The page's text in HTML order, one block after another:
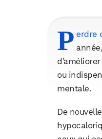
P erdre
ou
mentale.
De